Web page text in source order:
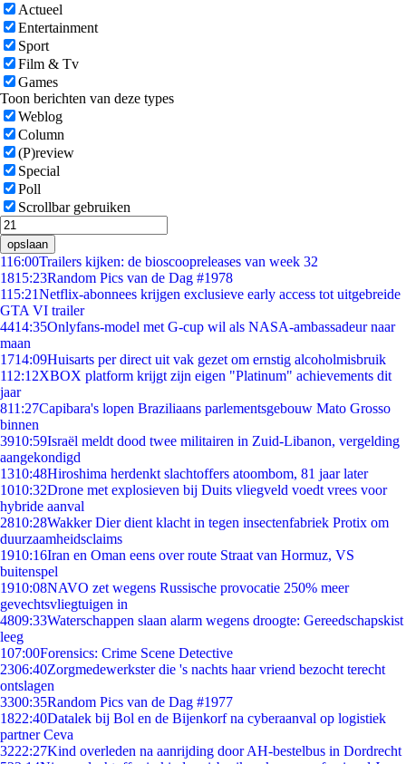
Actueel
Entertainment
Sport
Film & Tv
Games
Toon berichten van deze types
Weblog
Column
(P)review
Special
Poll
Scrollbar gebruiken
opslaan
116:00Trailers kijken: de bioscoopreleases van week 32
1815:23Random Pics van de Dag #1978
115:21Netflix-abonnees krijgen exclusieve early access tot uitgebreide
GTA VI trailer
4414:35Onlyfans-model met G-cup wil als NASA-ambassadeur naar
maan
1714:09Huisarts per direct uit vak gezet om ernstig alcoholmisbruik
112:12XBOX platform krijgt zijn eigen "Platinum" achievements dit
jaar
811:27Capibara's lopen Braziliaans parlementsgebouw Mato Grosso
binnen
3910:59Israël meldt dood twee militairen in Zuid-Libanon, vergelding
aangekondigd
1310:48Hiroshima herdenkt slachtoffers atoombom, 81 jaar later
1010:32Drone met explosieven bij Duits vliegveld voedt vrees voor
hybride aanval
2810:28Wakker Dier dient klacht in tegen insectenfabriek Protix om
duurzaamheidsclaims
1910:16Iran en Oman eens over route Straat van Hormuz, VS
buitenspel
1910:08NAVO zet wegens Russische provocatie 250% meer
gevechtsvliegtuigen in
4809:33Waterschappen slaan alarm wegens droogte: Gereedschapskist
leeg
107:00Forensics: Crime Scene Detective
2306:40Zorgmedewerkster die 's nachts haar vriend bezocht terecht
ontslagen
3300:35Random Pics van de Dag #1977
1822:40Datalek bij Bol en de Bijenkorf na cyberaanval op logistiek
partner Ceva
3222:27Kind overleden na aanrijding door AH-bestelbus in Dordrecht